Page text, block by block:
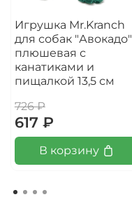
Игрушка Mr.Kranch
для собак "Авокадо"
плюшевая с
канатиками и
пищалкой 13,5 см
726 ₽
617 ₽
В корзину